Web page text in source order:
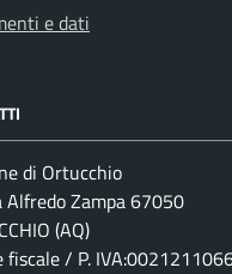
e dati
di Ortucchio
Alfredo Zampa 67050
(AQ)
fiscale / P.